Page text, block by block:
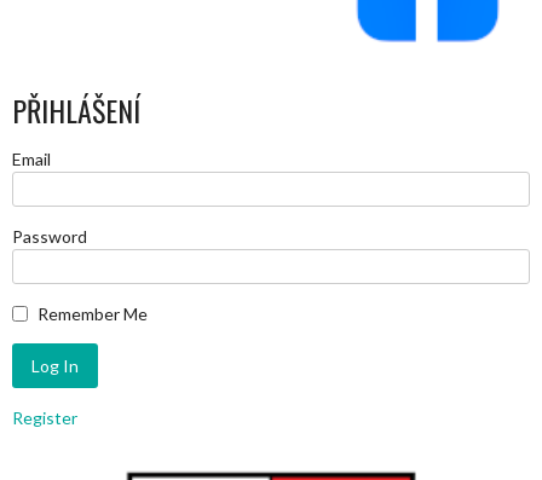
PŘIHLÁŠENÍ
Email
Password
Remember Me
Register